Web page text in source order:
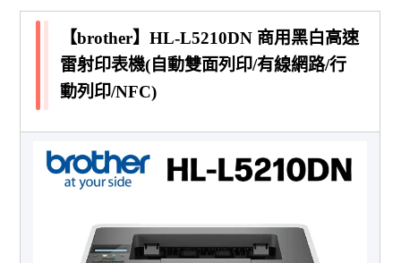
【brother】HL-L5210DN 商用黑白高速
雷射印表機(自動雙面列印/有線網路/行
動列印/NFC)